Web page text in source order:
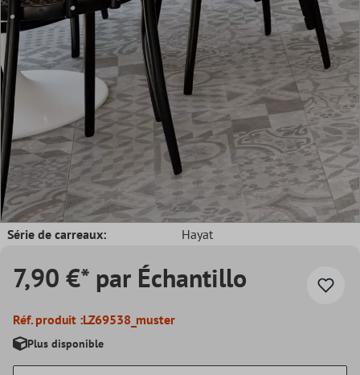
Série de carreaux: Hayat
7,90 €* par Échantillo
Réf. produit :LZ69538_muster
Plus disponible